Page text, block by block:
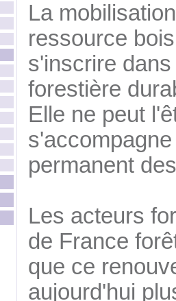
La
ressource
s'inscrire
forestière
Elle ne peut
permanent
Les acteurs
de France
que ce
aujourd'hui